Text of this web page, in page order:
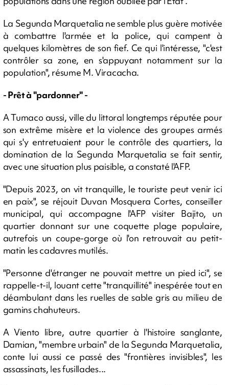
La Segunda Marquetalia ne semble plus guère motivée
à combattre l'armée et la police, qui campent à
quelques kilomètres de son fief. Ce qui l'intéresse, "c'est
contrôler sa zone, en s'appuyant notamment sur la
population", résume M. Viracacha.
- Prêt à "pardonner" -
A Tumaco aussi, ville du littoral longtemps réputée pour
son extrême misère et la violence des groupes armés
qui s'y entretuaient pour le contrôle des quartiers, la
domination de la Segunda Marquetalia se fait sentir,
avec une situation plus paisible, a constaté l'AFP.
"Depuis 2023, on vit tranquille, le touriste peut venir ici
en paix", se réjouit Duvan Mosquera Cortes, conseiller
municipal, qui accompagne l'AFP visiter Bajito, un
quartier donnant sur une coquette plage populaire,
autrefois un coupe-gorge où l'on retrouvait au petit-
matin les cadavres mutilés.
"Personne d'étranger ne pouvait mettre un pied ici", se
rappelle-t-il, louant cette "tranquillité" inespérée tout en
déambulant dans les ruelles de sable gris au milieu de
gamins chahuteurs.
A Viento libre, autre quartier à l'histoire sanglante,
Damian, "membre urbain" de la Segunda Marquetalia,
conte lui aussi ce passé des "frontières invisibles", les
assassinats, les fusillades...